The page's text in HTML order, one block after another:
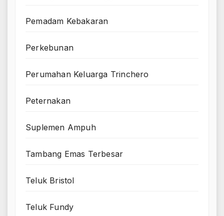
Pemadam Kebakaran
Perkebunan
Perumahan Keluarga Trinchero
Peternakan
Suplemen Ampuh
Tambang Emas Terbesar
Teluk Bristol
Teluk Fundy